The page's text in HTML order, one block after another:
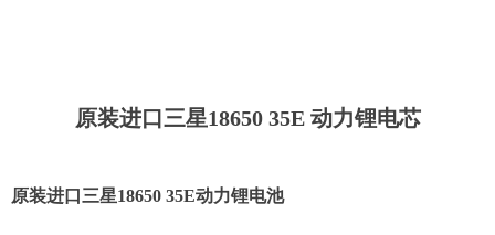
原装进口三星18650 35E 动力锂电芯
原装进口三星18650 35E动力锂电池